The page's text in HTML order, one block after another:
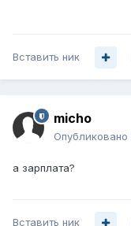
Вставить ник
micho
Опубликовано
а зарплата?
Вставить ник